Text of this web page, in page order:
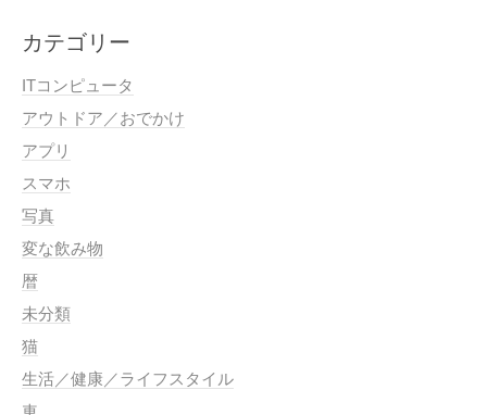
カテゴリー
ITコンピュータ
アウトドア／おでかけ
アプリ
スマホ
写真
変な飲み物
暦
未分類
猫
生活／健康／ライフスタイル
車